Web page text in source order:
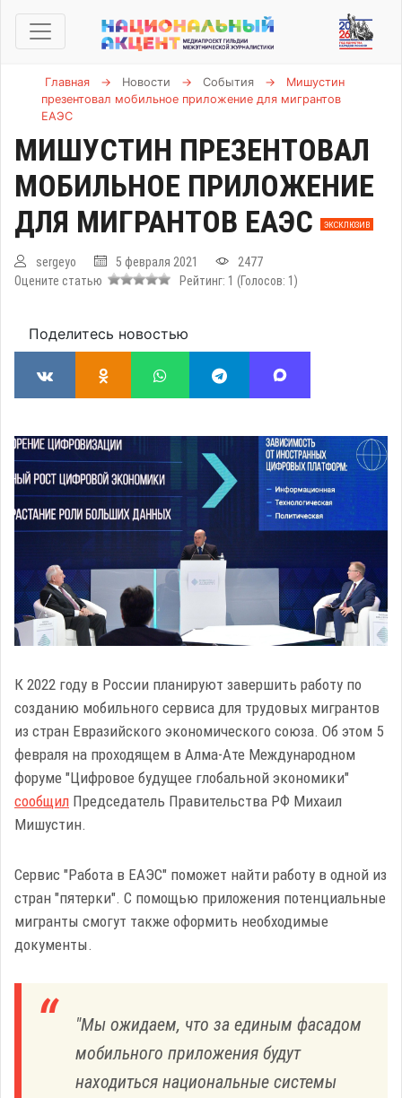
Главная → Новости → События →
Мишустин
презентовал мобильное приложение для мигрантов
ЕАЭС
МИШУСТИН ПРЕЗЕНТОВАЛ
МОБИЛЬНОЕ ПРИЛОЖЕНИЕ
ДЛЯ МИГРАНТОВ ЕАЭС
ЭКСКЛЮЗИВ
sergeyo 5 февраля 2021
2477
Оцените статью
Рейтинг: 1 (Голосов: 1 )
Поделитесь новостью
К 2022 году в России планируют завершить работу по
созданию мобильного сервиса для трудовых мигрантов
из стран Евразийского экономического союза. Об этом 5
февраля на проходящем в Алма-Ате Международном
форуме "Цифровое будущее глобальной экономики"
сообщил Председатель Правительства РФ Михаил
Мишустин.
Сервис "Работа в ЕАЭС" поможет найти работу в одной из
стран "пятерки". С помощью приложения потенциальные
мигранты смогут также оформить необходимые
документы.
"Мы ожидаем, что за единым фасадом
мобильного приложения будут
находиться национальные системы